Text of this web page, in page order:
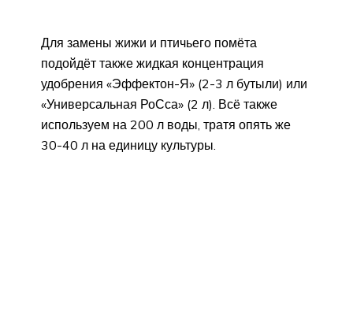
Для замены жижи и птичьего помёта
подойдёт также жидкая концентрация
удобрения «Эффектон-Я» (2-3 л бутыли) или
«Универсальная РоСса» (2 л). Всё также
используем на 200 л воды, тратя опять же
30-40 л на единицу культуры.